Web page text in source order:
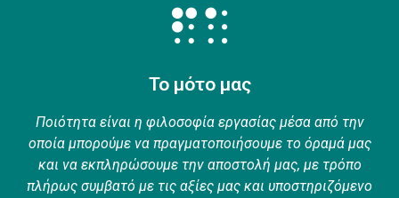
Το μότο μας
Ποιότητα είναι η φιλοσοφία εργασίας μέσα από την
οποία μπορούμε να πραγματοποιήσουμε το όραμά μας
και να εκπληρώσουμε την αποστολή μας, με τρόπο
πλήρως συμβατό με τις αξίες μας και υποστηριζόμενο